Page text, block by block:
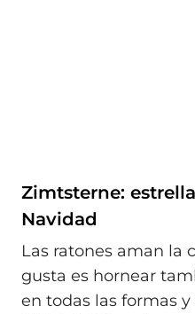
Zimtsterne:
Navidad
Las ratones aman la
gusta es hornear
en todas las formas y